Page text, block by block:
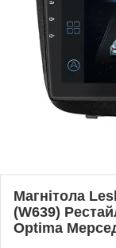
Магнітола
(W639)
Optima